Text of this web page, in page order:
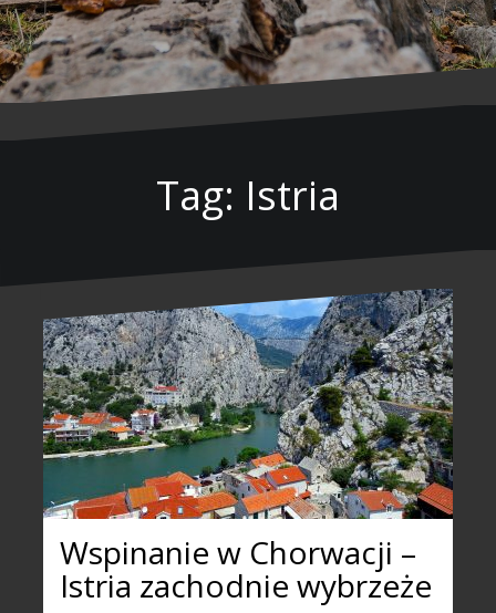
Tag: Istria
Wspinanie w Chorwacji –
Istria zachodnie wybrzeże